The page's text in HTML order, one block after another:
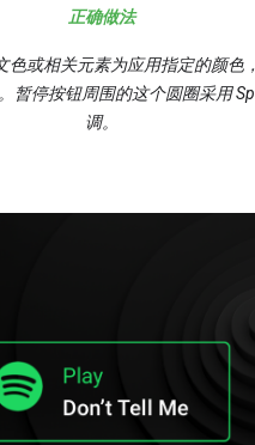
正确做法
色或相关元素为应用指定的颜色
暂停按钮周围的这个圆圈采用
调。